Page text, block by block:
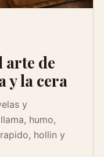
arte de
y la cera
y
humo,
hollin y